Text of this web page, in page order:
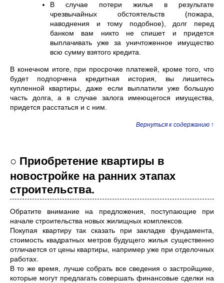
В случае потери жилья в результате
чрезвычайных обстоятельств (пожара,
наводнения и тому подобное), долг перед
банком вам никто не спишет и придется
выплачивать уже за уничтоженное имущество
всю сумму взятого кредита.
В конечном итоге, при просрочке платежей, кроме того, что
будет подпорчена кредитная история, вы лишитесь
купленной квартиры, даже если выплатили уже большую
часть долга, а в случае залога имеющегося имущества,
придется расстаться и с ним.
Вернуться к содержанию ↑
○ Приобретение квартиры в
новостройке на ранних этапах
строительства.
Обратите внимание на предложения, поступающие при
начале строительства новых жилищных комплексов.
Покупая квартиру так сказать при закладке фундамента,
стоимость квадратных метров будущего жилья существенно
отличается от цены квартиры, например уже при отделочных
работах.
В то же время, лучше собрать все сведения о застройщике,
которые могут предлагать совершать финансовые сделки на